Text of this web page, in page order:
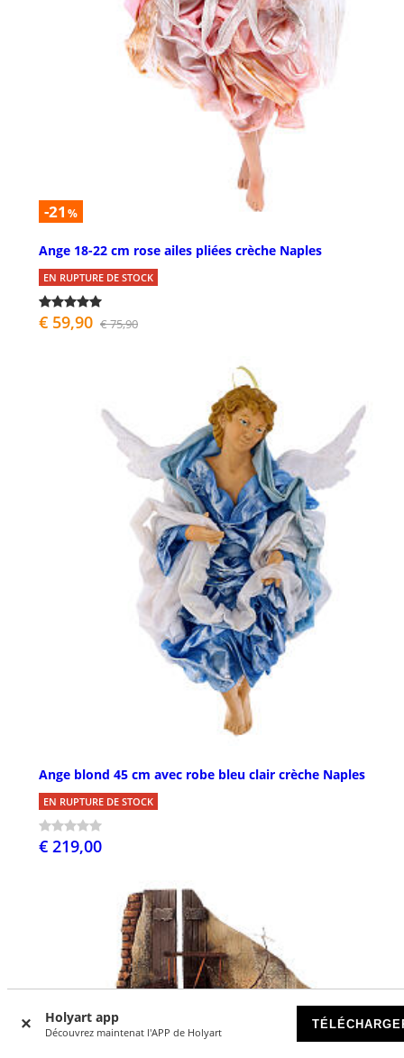
Holyart app
Découvrez maintenat l'APP de Holyart
-21 %
Ange 18-22 cm rose ailes pliées crèche Naples
EN RUPTURE DE STOCK
€ 59,90 € 75,90
Ange blond 45 cm avec robe bleu clair crèche Naples
EN RUPTURE DE STOCK
€ 219,00